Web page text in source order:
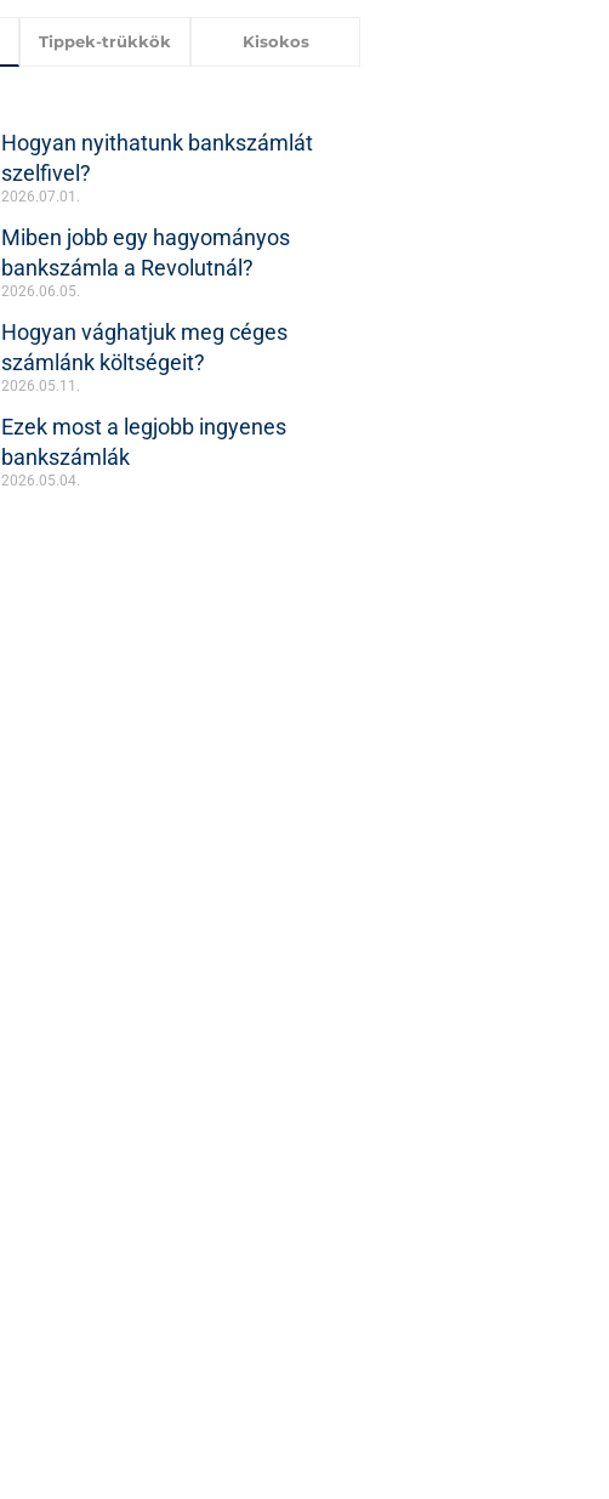
Tippek-trükkök Kisokos
Hogyan nyithatunk bankszámlát
szelfivel?
2026.07.01.
Miben jobb egy hagyományos
bankszámla a Revolutnál?
2026.06.05.
Hogyan vághatjuk meg céges
számlánk költségeit?
2026.05.11.
Ezek most a legjobb ingyenes
bankszámlák
2026.05.04.